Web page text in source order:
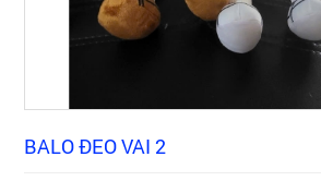
BALO ĐEO VAI 2